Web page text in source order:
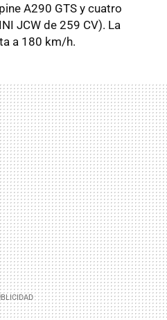
A290 GTS y cuatro
JCW de 259 CV). La
a 180 km/h.